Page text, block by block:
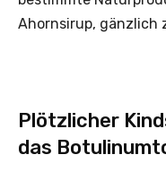
Ahornsirup, gänzlich
Plötzlicher
das